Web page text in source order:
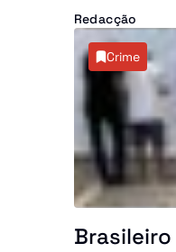
de Quirima,
numa
as marcas
conflitos que
Redacção
Crime